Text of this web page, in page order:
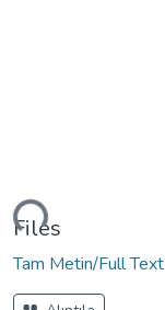
Files
Tam Metin/Full Text